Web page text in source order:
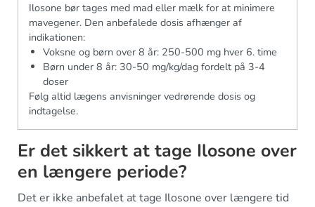
Ilosone bør tages med mad eller mælk for at minimere
mavegener. Den anbefalede dosis afhænger af
indikationen:
Voksne og børn over 8 år: 250-500 mg hver 6. time
Børn under 8 år: 30-50 mg/kg/dag fordelt på 3-4
doser
Følg altid lægens anvisninger vedrørende dosis og
indtagelse.
Er det sikkert at tage Ilosone over
en længere periode?
Det er ikke anbefalet at tage Ilosone over længere tid